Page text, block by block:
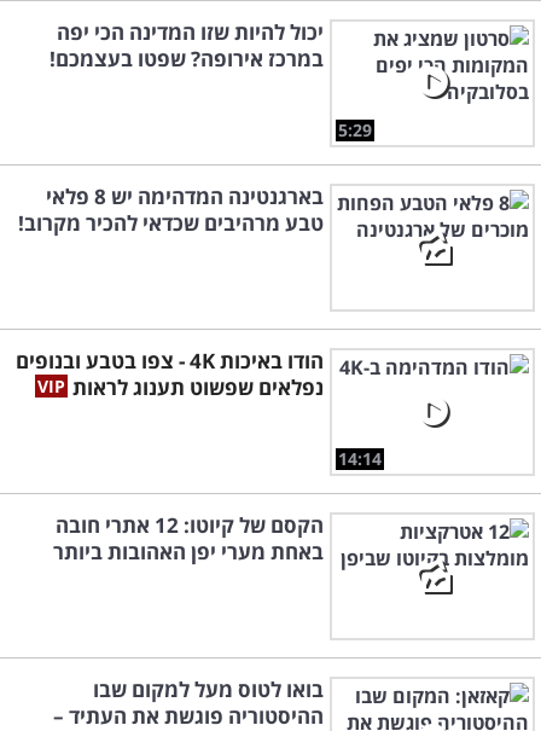
5:29
יכול להיות שזו המדינה הכי יפה
במרכז אירופה? שפטו בעצמכם!
בארגנטינה המדהימה יש 8 פלאי
טבע מרהיבים שכדאי להכיר מקרוב!
14:14
הודו באיכות 4K - צפו בטבע ובנופים
נפלאים שפשוט תענוג לראות
הקסם של קיוטו: 12 אתרי חובה
באחת מערי יפן האהובות ביותר
בואו לטוס מעל למקום שבו
ההיסטוריה פוגשת את העתיד –